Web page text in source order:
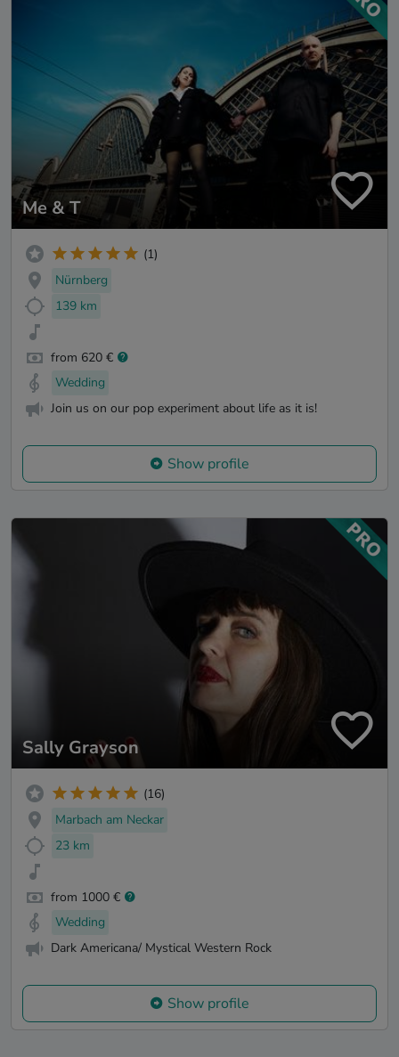
Me & T
(1)
Nürnberg
139 km
from 620 €
Wedding
Join us on our pop experiment about life as it is!
Show profile
Sally Grayson
(16)
Marbach am Neckar
23 km
from 1000 €
Wedding
Dark Americana/ Mystical Western Rock
Show profile